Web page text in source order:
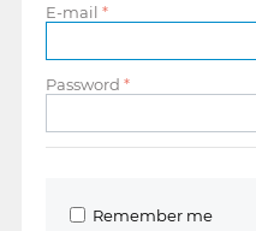
E-mail
Password
Remember me